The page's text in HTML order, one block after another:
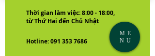
Thời gian làm việc: 8:00 - 18:00,
từ Thứ Hai đến Chủ Nhật
Hotline: 091 353 7686
ME
NU